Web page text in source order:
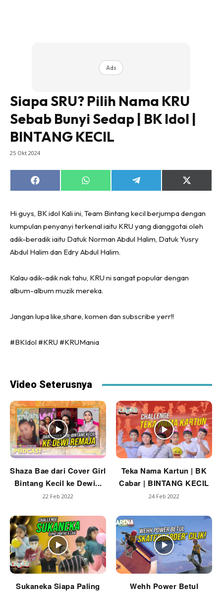
Ads
Siapa SRU? Pilih Nama KRU
Sebab Bunyi Sedap | BK Idol |
BINTANG KECIL
25 Okt 2024
Share
on
Share
on
Share
on
Share
on
Hi guys, BK idol Kali ini, Team Bintang kecil berjumpa dengan
kumpulan penyanyi terkenal iaitu KRU yang dianggotai oleh
adik-beradik iaitu Datuk Norman Abdul Halim, Datuk Yusry
Abdul Halim dan Edry Abdul Halim.
Kalau adik-adik nak tahu, KRU ni sangat popular dengan
album-album muzik mereka.
Jangan lupa like,share, komen dan subscribe yerr!!
#BKIdol #KRU #KRUMania
Video Seterusnya
Shaza Bae dari Cover Girl
Bintang Kecil ke Dewi...
22 Feb 2022
Teka Nama Kartun | BK
Cabar | BINTANG KECIL
24 Feb 2022
Sukaneka Siapa Paling
Wehh Power Betul